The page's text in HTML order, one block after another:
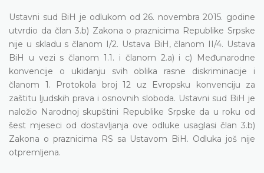
Ustavni sud BiH je odlukom od 26. novembra 2015. godine
utvrdio da član 3.b) Zakona o praznicima Republike Srpske
nije u skladu s članom I/2. Ustava BiH, članom II/4. Ustava
BiH u vezi s članom 1.1. i članom 2.a) i c) Međunarodne
konvencije o ukidanju svih oblika rasne diskriminacije i
članom 1. Protokola broj 12 uz Evropsku konvenciju za
zaštitu ljudskih prava i osnovnih sloboda. Ustavni sud BiH je
naložio Narodnoj skupštini Republike Srpske da u roku od
šest mjeseci od dostavljanja ove odluke usaglasi član 3.b)
Zakona o praznicima RS sa Ustavom BiH. Odluka još nije
otpremljena.